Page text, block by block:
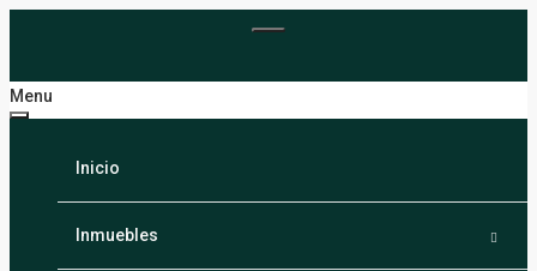
Menu
Inicio
Inmuebles